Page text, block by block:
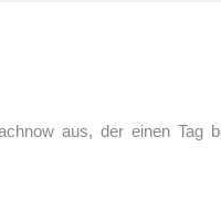
aus, der einen Tag